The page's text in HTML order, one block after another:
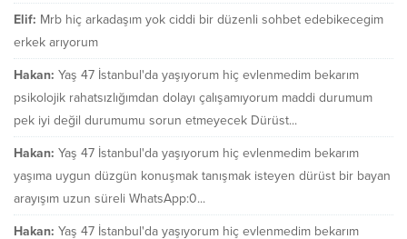
Elif: Mrb hiç arkadaşım yok ciddi bir düzenli sohbet edebikecegim
erkek arıyorum
Hakan: Yaş 47 İstanbul'da yaşıyorum hiç evlenmedim bekarım
psikolojik rahatsızlığımdan dolayı çalışamıyorum maddi durumum
pek iyi değil durumumu sorun etmeyecek Dürüst...
Hakan: Yaş 47 İstanbul'da yaşıyorum hiç evlenmedim bekarım
yaşıma uygun düzgün konuşmak tanışmak isteyen dürüst bir bayan
arayışım uzun süreli WhatsApp:0...
Hakan: Yaş 47 İstanbul'da yaşıyorum hiç evlenmedim bekarım